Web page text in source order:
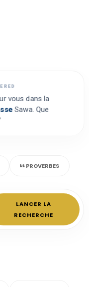
vous dans la
Sawa. Que
PROVERBES
LANCER LA
RECHERCHE